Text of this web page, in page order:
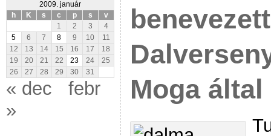
2009. január
h
K s c p s
v
1
2 3
4
5
6 7 8 9 10
11
12
13 14 15 16 17
18
19
20 21 22 23 24
25
26
27 28 29 30 31
« dec
febr
»
Moga